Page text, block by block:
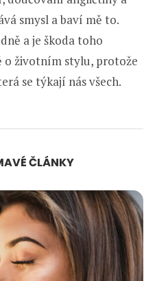
smysl a baví mě to.
a je škoda toho
o životním stylu, protože
se týkají nás všech.
ČLÁNKY